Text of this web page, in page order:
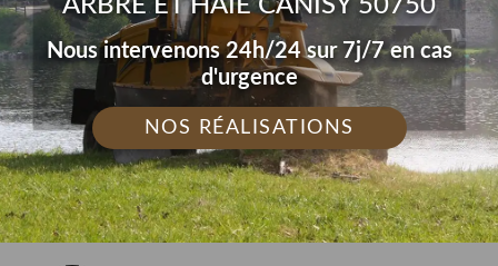
ARBRE ET HAIE CANISY 50750
Nous intervenons 24h/24 sur 7j/7 en cas
d'urgence
NOS RÉALISATIONS